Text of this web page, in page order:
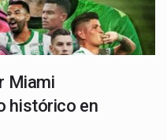
Miami
histórico en